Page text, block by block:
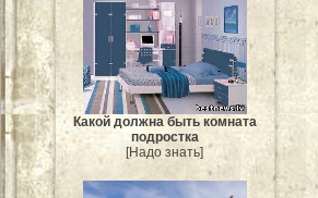
Какой должна быть комната
подростка
[Надо знать]